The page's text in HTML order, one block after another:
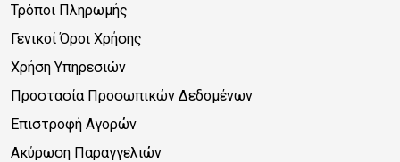
Τρόποι Πληρωμής
Γενικοί Όροι Χρήσης
Χρήση Υπηρεσιών
Προστασία Προσωπικών Δεδομένων
Επιστροφή Αγορών
Ακύρωση Παραγγελιών